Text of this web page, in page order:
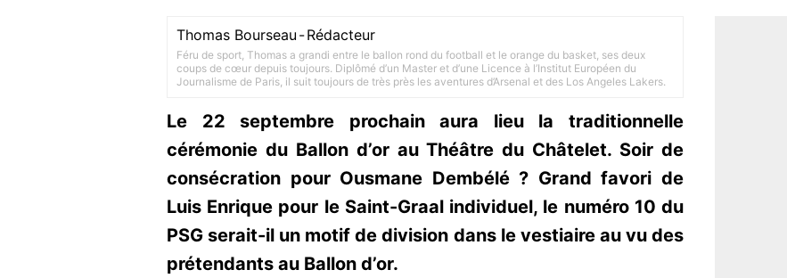
Thomas Bourseau -Rédacteur
Féru de sport, Thomas a grandi entre le ballon rond du football et le orange du basket, ses deux
coups de cœur depuis toujours. Diplômé d’un Master et d’une Licence à l’Institut Européen du
Journalisme de Paris, il suit toujours de très près les aventures d’Arsenal et des Los Angeles Lakers.
Le 22 septembre prochain aura lieu la traditionnelle
cérémonie du Ballon d’or au Théâtre du Châtelet. Soir de
consécration pour Ousmane Dembélé ? Grand favori de
Luis Enrique pour le Saint-Graal individuel, le numéro 10 du
PSG serait-il un motif de division dans le vestiaire au vu des
prétendants au Ballon d’or.